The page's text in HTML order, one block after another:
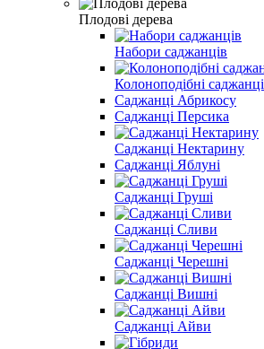
Плодові дерева
Набори саджанців
Колоноподібні саджанці
Саджанці Абрикосу
Саджанці Персика
Саджанці Нектарину
Саджанці Яблуні
Саджанці Груші
Саджанці Сливи
Саджанці Черешні
Саджанці Вишні
Саджанці Айви